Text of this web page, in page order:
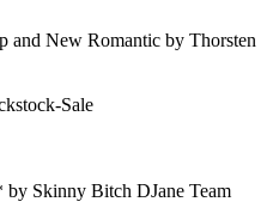
and New Romantic by Thorsten
Sale
by Skinny Bitch DJane Team